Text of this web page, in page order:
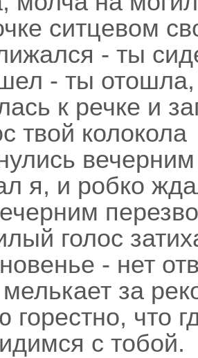
ситцевом
- ты
- ты отошла,
к речке и
твой колокола
я, и робко
голос
- нет
за
горестно, что
с тобой.